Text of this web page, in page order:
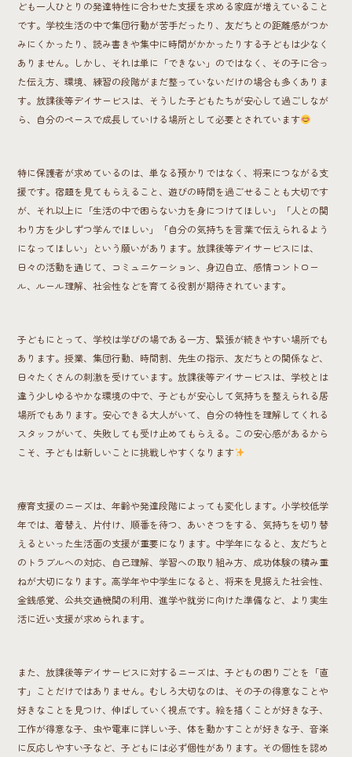
ども一人ひとりの発達特性に合わせた支援を求める家庭が増えていること
です。学校生活の中で集団行動が苦手だったり、友だちとの距離感がつか
みにくかったり、読み書きや集中に時間がかかったりする子どもは少なく
ありません。しかし、それは単に「できない」のではなく、その子に合っ
た伝え方、環境、練習の段階がまだ整っていないだけの場合も多くありま
す。放課後等デイサービスは、そうした子どもたちが安心して過ごしなが
ら、自分のペースで成長していける場所として必要とされています
特に保護者が求めているのは、単なる預かりではなく、将来につながる支
援です。宿題を見てもらえること、遊びの時間を過ごせることも大切です
が、それ以上に「生活の中で困らない力を身につけてほしい」「人との関
わり方を少しずつ学んでほしい」「自分の気持ちを言葉で伝えられるよう
になってほしい」という願いがあります。放課後等デイサービスには、
日々の活動を通じて、コミュニケーション、身辺自立、感情コントロー
ル、ルール理解、社会性などを育てる役割が期待されています。
子どもにとって、学校は学びの場である一方、緊張が続きやすい場所でも
あります。授業、集団行動、時間割、先生の指示、友だちとの関係など、
日々たくさんの刺激を受けています。放課後等デイサービスは、学校とは
違う少しゆるやかな環境の中で、子どもが安心して気持ちを整えられる居
場所でもあります。安心できる大人がいて、自分の特性を理解してくれる
スタッフがいて、失敗しても受け止めてもらえる。この安心感があるから
こそ、子どもは新しいことに挑戦しやすくなります
療育支援のニーズは、年齢や発達段階によっても変化します。小学校低学
年では、着替え、片付け、順番を待つ、あいさつをする、気持ちを切り替
えるといった生活面の支援が重要になります。中学年になると、友だちと
のトラブルへの対応、自己理解、学習への取り組み方、成功体験の積み重
ねが大切になります。高学年や中学生になると、将来を見据えた社会性、
金銭感覚、公共交通機関の利用、進学や就労に向けた準備など、より実生
活に近い支援が求められます。
また、放課後等デイサービスに対するニーズは、子どもの困りごとを「直
す」ことだけではありません。むしろ大切なのは、その子の得意なことや
好きなことを見つけ、伸ばしていく視点です。絵を描くことが好きな子、
工作が得意な子、虫や電車に詳しい子、体を動かすことが好きな子、音楽
に反応しやすい子など、子どもには必ず個性があります。その個性を認め